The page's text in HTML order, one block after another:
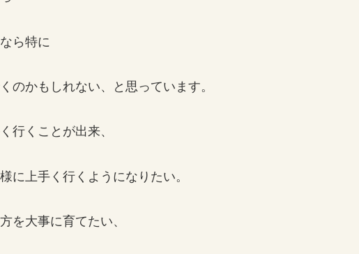
ら特に
のかもしれない、と思っています。
行くことが出来、
に上手く行くようになりたい。
を大事に育てたい、